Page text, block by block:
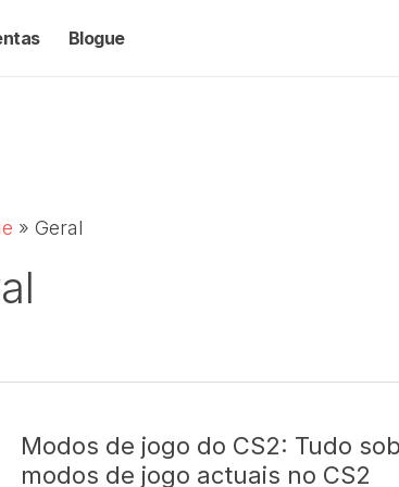
Blogue
Geral
Modos de jogo do CS2: Tudo
modos de jogo actuais no CS2